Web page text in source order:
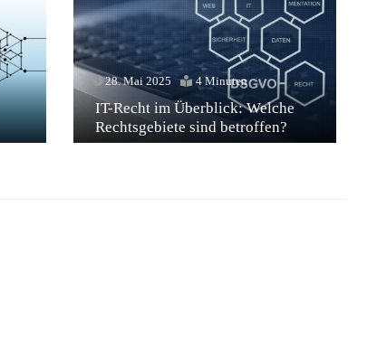
28. Mai 2025 4 Minuten
IT-Recht im Überblick: Welche
Rechtsgebiete sind betroffen?